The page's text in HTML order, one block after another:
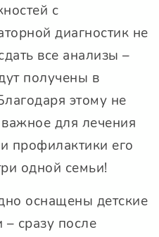
с
диагностик не
все анализы –
получены в
этому не
для лечения
профилактики его
одной семьи!
оснащены детские
– сразу после